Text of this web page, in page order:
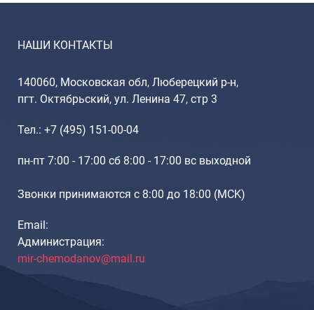
НАШИ КОНТАКТЫ
140060, Московская обл, Люберецкий р-н,
пгт. Октябрьский, ул. Ленина 47, стр 3
Тел.: +7 (495) 151-00-04
пн-пт 7:00 - 17:00 сб 8:00 - 17:00 вс выходной
Звонки принимаются с 8:00 до 18:00 (МCK)
Email:
Администрация:
mir-chemodanov@mail.ru